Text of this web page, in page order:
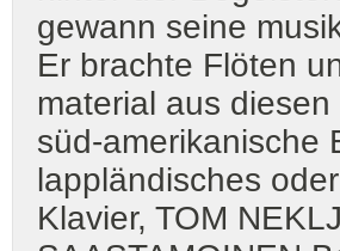
gewann seine
Er brachte Flöten
material aus
süd-amerikanische
lappländisches
Klavier, TOM